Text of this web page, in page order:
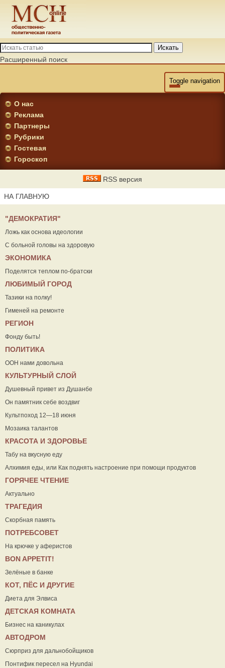
Искать
Расширенный поиск
Toggle navigation
О нас
Реклама
Партнеры
Рубрики
Гостевая
Гороскоп
RSS версия
НА ГЛАВНУЮ
"ДЕМОКРАТИЯ"
Ложь как основа идеологии
С больной головы на здоровую
ЭКОНОМИКА
Поделятся теплом по-братски
ЛЮБИМЫЙ ГОРОД
Тазики на полку!
Гименей на ремонте
РЕГИОН
Фонду быть!
ПОЛИТИКА
ООН нами довольна
КУЛЬТУРНЫЙ СЛОЙ
Душевный привет из Душанбе
Он памятник себе воздвиг
Культпоход 12—18 июня
Мозаика талантов
КРАСОТА И ЗДОРОВЬЕ
Табу на вкусную еду
Алхимия еды, или Как поднять настроение при помощи продуктов
ГОРЯЧЕЕ ЧТЕНИЕ
Актуально
ТРАГЕДИЯ
Скорбная память
ПОТРЕБСОВЕТ
На крючке у аферистов
ВON APPETIT!
Зелёные в банке
КОТ, ПЁС И ДРУГИЕ
Диета для Элвиса
ДЕТСКАЯ КОМНАТА
Бизнес на каникулах
АВТОДРОМ
Сюрприз для дальнобойщиков
Понтифик пересел на Hyundai